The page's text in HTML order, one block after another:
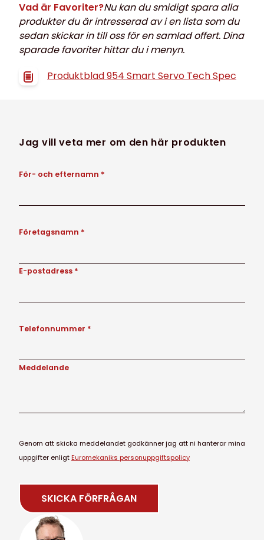
Vad är Favoriter?Nu kan du smidigt spara alla
produkter du är intresserad av i en lista som du
sedan skickar in till oss för en samlad offert. Dina
sparade favoriter hittar du i menyn.
Produktblad 954 Smart Servo Tech Spec
Jag vill veta mer om den här produkten
För- och efternamn *
Företagsnamn *
E-postadress *
Telefonnummer *
Meddelande
Genom att skicka meddelandet godkänner jag att ni hanterar mina
uppgifter enligtEuromekaniks personuppgiftspolicy